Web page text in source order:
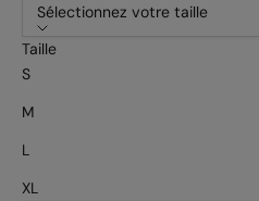
Sélectionnez votre taille
Taille
S
M
L
XL